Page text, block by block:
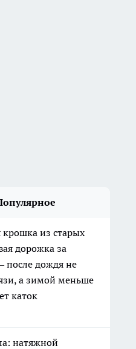
крошка из старых
дорожка за
после дождя не
а зимой меньше
каток
натяжной